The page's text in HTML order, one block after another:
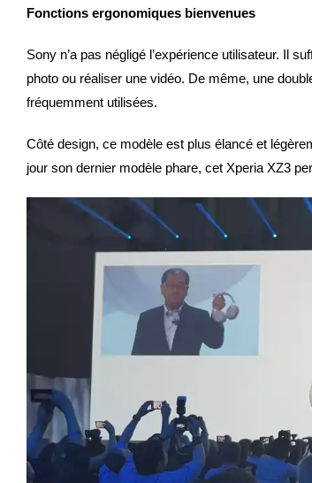
Fonctions ergonomiques bienvenues
Sony n’a pas négligé l’expérience utilisateur. Il
photo ou réaliser une vidéo. De même, une
fréquemment utilisées.
Côté design, ce modèle est plus élancé et
jour son dernier modèle phare, cet Xperia XZ3